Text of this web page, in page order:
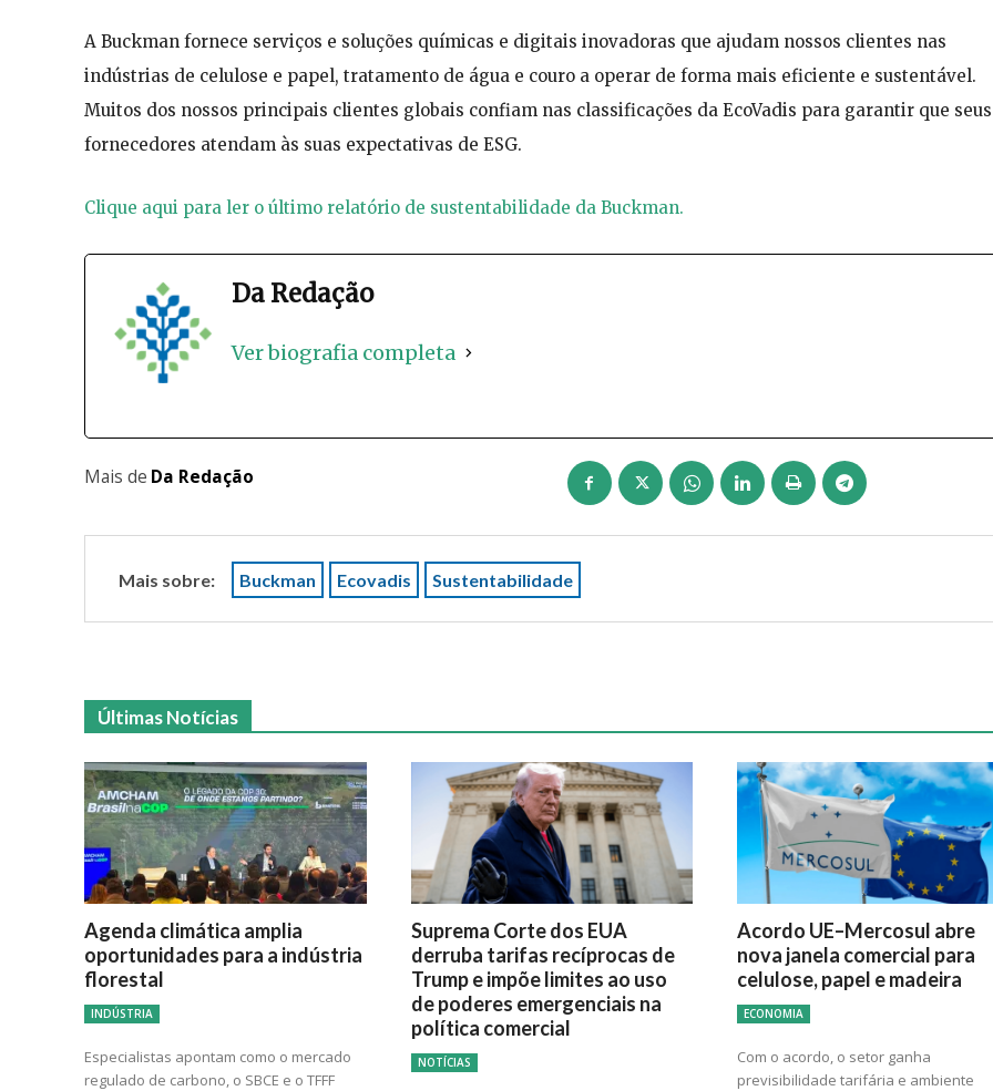
A Buckman fornece serviços e soluções químicas e digitais inovadoras que ajudam nossos clientes nas
indústrias de celulose e papel, tratamento de água e couro a operar de forma mais eficiente e sustentável.
Muitos dos nossos principais clientes globais confiam nas classificações da EcoVadis para garantir que seus
fornecedores atendam às suas expectativas de ESG.
Clique aqui para ler o último relatório de sustentabilidade da Buckman.
Da Redação
Ver biografia completa
Mais de Da Redação
Mais sobre: Buckman Ecovadis Sustentabilidade
Últimas Notícias
Agenda climática amplia
oportunidades para a indústria
florestal
INDÚSTRIA
Especialistas apontam como o mercado
regulado de carbono, o SBCE e o TFFF
Suprema Corte dos EUA
derruba tarifas recíprocas de
Trump e impõe limites ao uso
de poderes emergenciais na
política comercial
NOTÍCIAS
Acordo UE–Mercosul abre
nova janela comercial para
celulose, papel e madeira
ECONOMIA
Com o acordo, o setor ganha
previsibilidade tarifária e ambiente